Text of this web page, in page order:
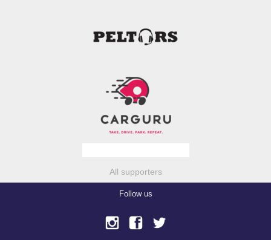
All supporters
Follow us